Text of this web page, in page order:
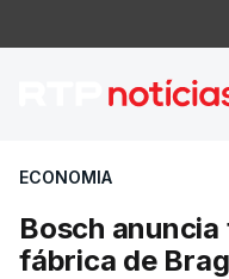
Bosch
ECONOMIA
Bosch
fábrica de